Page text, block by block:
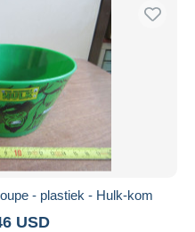
- plastiek - Hulk-kom
USD